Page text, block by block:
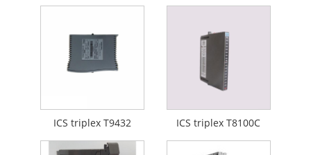
ICS triplex T9432 ICS triplex T8100C